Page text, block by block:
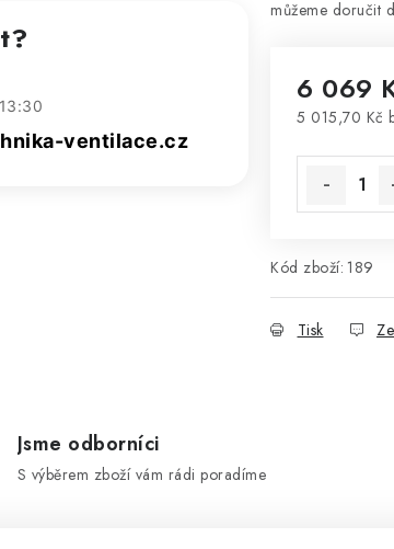
6 069
5 015,70 Kč
Kód zboží: 189
Tisk
ventilace.cz
Jsme odborníci
S výběrem zboží vám rádi poradíme